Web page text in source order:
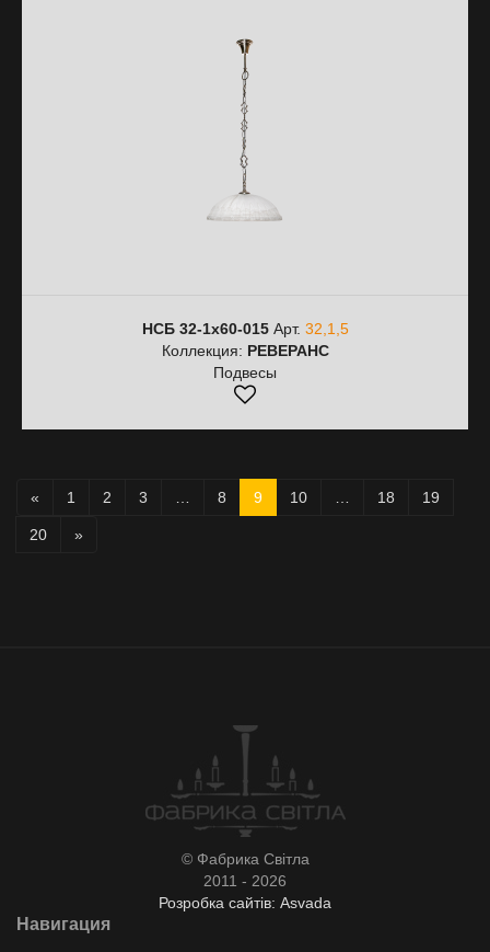
НСБ 32-1х60-015Арт. 32,1,5
Коллекция: РЕВЕРАНС
Подвесы
« 1 2 3 8 9 10 18 19
20 »
© Фабрика Світла
2011 - 2026
Розробка сайтів: Asvada
Навигация